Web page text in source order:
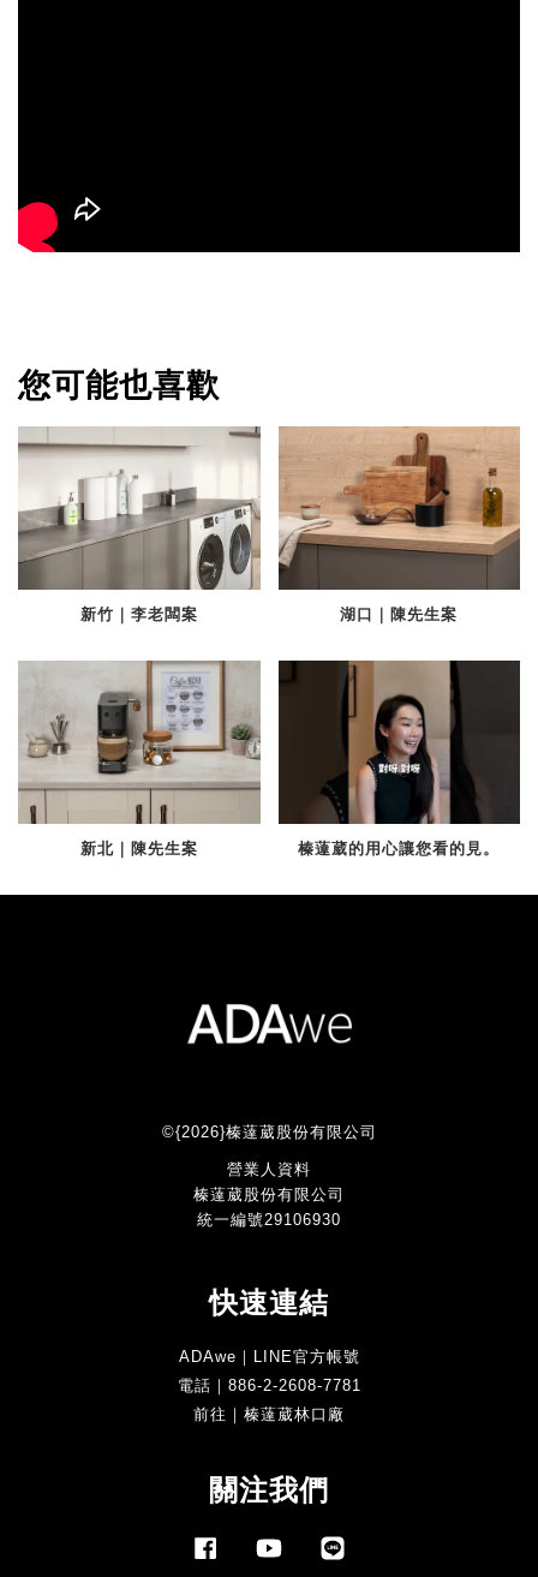
您可能也喜歡
新竹｜李老闆案 湖口｜陳先生案
新北｜陳先生案 榛薘葳的用心讓您看的見。
©{2026}榛薘葳股份有限公司
營業人資料
榛薘葳股份有限公司
統一編號29106930
快速連結
ADAwe｜LINE官方帳號
電話｜886-2-2608-7781
前往｜榛薘葳林口廠
關注我們
Facebook YouTube